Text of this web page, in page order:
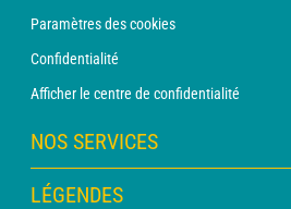
Paramètres des cookies
Confidentialité
Afficher le centre de confidentialité
NOS SERVICES
Abonnement METEO Xpert
LÉGENDES